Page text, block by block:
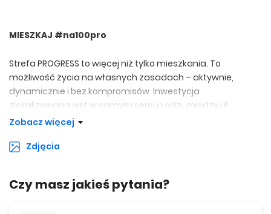
MIESZKAJ #na100pro
Strefa PROGRESS to więcej niż tylko mieszkania. To
możliwość życia na własnych zasadach – aktywnie,
dynamicznie i bez kompromisów. Inwestycja
zlokalizowana jest w samym sercu Łodzi, między ul.
Piotrkowską 217 a al. Kościuszki 132.
Piotrkowska to jedna z najdłuższych ulic handlowych w
życia. W sąsiedztwie Strefy PROGRESS znajduje się
kulturalno-rozrywkowe epicentrum Łodzi – Strefa
Zobacz więcej
Zdjęcia
Czy masz jakieś pytania?